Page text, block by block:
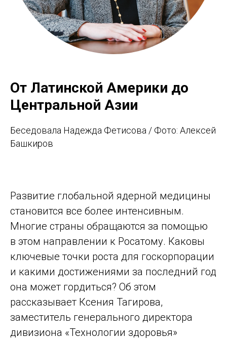
От Латинской Америки до
Центральной Азии
Беседовала Надежда Фетисова / Фото: Алексей
Башкиров
Развитие глобальной ядерной медицины
становится все более интенсивным.
Многие страны обращаются за помощью
в этом направлении к Росатому. Каковы
ключевые точки роста для госкорпорации
и какими достижениями за последний год
она может гордиться? Об этом
рассказывает Ксения Тагирова,
заместитель генерального директора
дивизиона «Технологии здоровья»